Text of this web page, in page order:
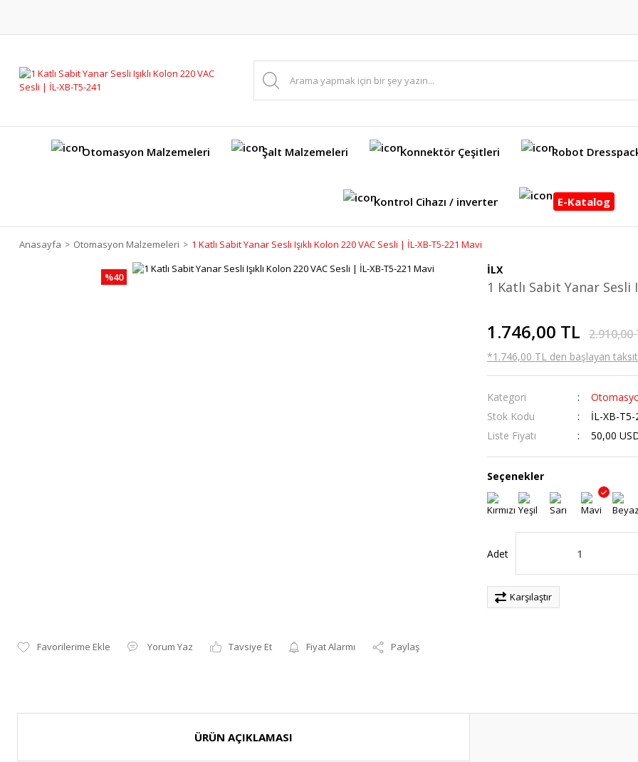
Otomasyon Malzemeleri Şalt Malzemeleri Konnektör Çeşitleri Robot
Kontrol Cihazı / inverter E-Katalog
Anasayfa Otomasyon Malzemeleri 1 Katlı Sabit Yanar Sesli Işıklı Kolon 220 VAC Sesli | İL-XB-T5-221 Mavi
%40
Yorum Yaz Tavsiye Et Fiyat Alarmı Paylaş
İLX
1 Katlı Sabit Yanar Sesli
1.746,00 TL 2.910,00
*1.746,00 TL den başlayan
Kategori
Stok Kodu
İL-XB-
Liste Fiyatı
50,00
Seçenekler
Adet
Karşılaştır
ÜRÜN AÇIKLAMASI